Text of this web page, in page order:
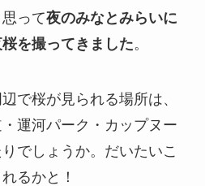
って夜のみなとみらいに
を撮ってきました。
で桜が見られる場所は、
運河パーク・カップヌー
でしょうか。だいたいこ
るかと！